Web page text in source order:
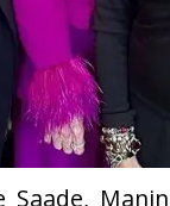
Saade,